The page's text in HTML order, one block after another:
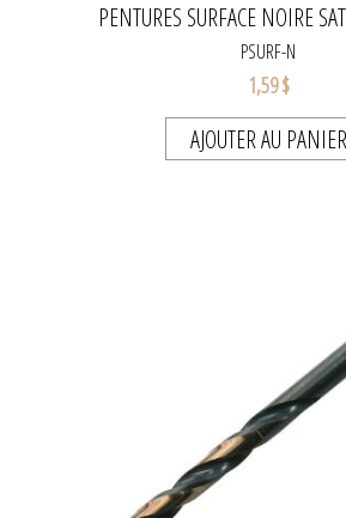
PENTURES SURFACE NOIRE
PSURF-N
1,59 $
AJOUTER AU PANIER